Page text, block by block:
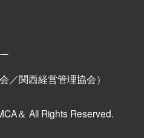
／関西経営管理協会）
＆ All Rights Reserved.